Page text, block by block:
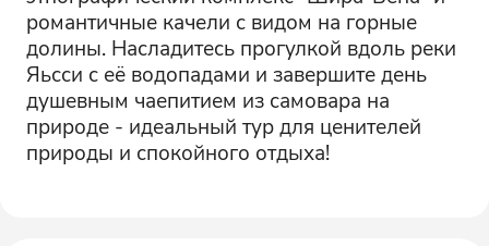
романтичные качели с видом на горные
долины. Насладитесь прогулкой вдоль реки
Яьсси с её водопадами и завершите день
душевным чаепитием из самовара на
природе - идеальный тур для ценителей
природы и спокойного отдыха!